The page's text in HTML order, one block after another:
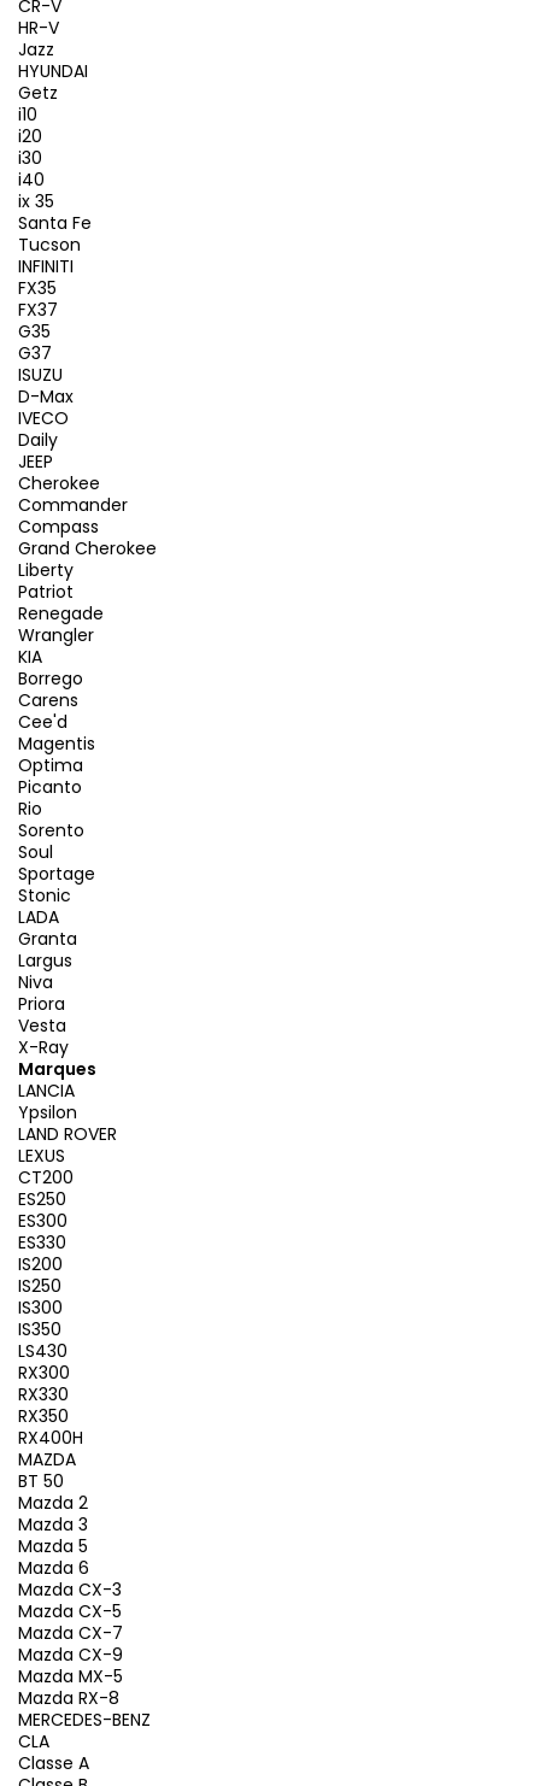
CR-V
HR-V
Jazz
HYUNDAI
Getz
i10
i20
i30
i40
ix 35
Santa Fe
Tucson
INFINITI
FX35
FX37
G35
G37
ISUZU
D-Max
IVECO
Daily
JEEP
Cherokee
Commander
Compass
Grand Cherokee
Liberty
Patriot
Renegade
Wrangler
KIA
Borrego
Carens
Cee'd
Magentis
Optima
Picanto
Rio
Sorento
Soul
Sportage
Stonic
LADA
Granta
Largus
Niva
Priora
Vesta
X-Ray
Marques
LANCIA
Ypsilon
LAND ROVER
LEXUS
CT200
ES250
ES300
ES330
IS200
IS250
IS300
IS350
LS430
RX300
RX330
RX350
RX400H
MAZDA
BT 50
Mazda 2
Mazda 3
Mazda 5
Mazda 6
Mazda CX-3
Mazda CX-5
Mazda CX-7
Mazda CX-9
Mazda MX-5
Mazda RX-8
MERCEDES-BENZ
CLA
Classe A